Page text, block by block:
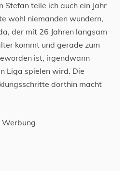
Stefan teile ich auch ein Jahr
wohl niemanden wundern,
der mit 26 Jahren langsam
kommt und gerade zum
ist, irgendwann
Liga spielen wird. Die
dorthin macht
Werbung